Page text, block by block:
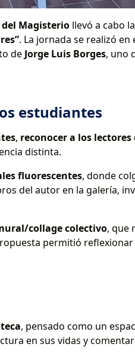
del Magisterio llevó a cabo
. La jornada se realizó en
de Jorge Luis Borges, uno
estudiantes
, reconocer a los
distinta.
fluorescentes, donde
del autor en la galería,
collage colectivo, que
permitió
, pensado como un
en sus vidas y